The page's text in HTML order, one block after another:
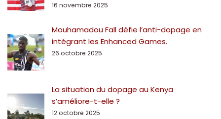
16 novembre 2025
Mouhamadou Fall défie l’anti-dopage en
intégrant les Enhanced Games.
26 octobre 2025
La situation du dopage au Kenya
s’améliore-t-elle ?
12 octobre 2025